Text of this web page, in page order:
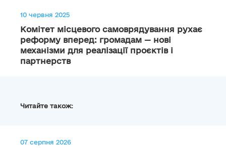
10 червня 2025
Комітет місцевого самоврядування рухає
реформу вперед: громадам — нові
механізми для реалізації проєктів і
партнерств
Читайте також:
07 серпня 2026